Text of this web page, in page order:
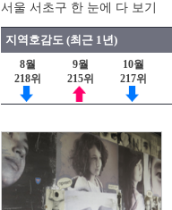
서울 서초구 한 눈에 다 보기
지역호감도 (최근 1년)
8월
218위
9월
215위
10월
217위